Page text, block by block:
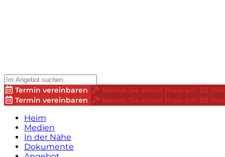
Termin vereinbaren Bieten Sie einen Preis an!
Termin vereinbaren
Bieten Sie einen Preis an!
Heim
Medien
In der Nähe
Dokumente